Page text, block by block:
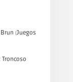
(Juegos